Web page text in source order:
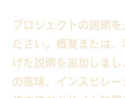
プロジェクトの説明を
ださい。概要または、
げた説明を追加しまし
の意味、インスピレー